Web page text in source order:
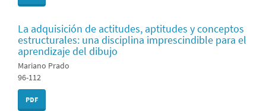
La adquisición de actitudes, aptitudes y conceptos
estructurales: una disciplina imprescindible para el
aprendizaje del dibujo
Mariano Prado
96-112
PDF